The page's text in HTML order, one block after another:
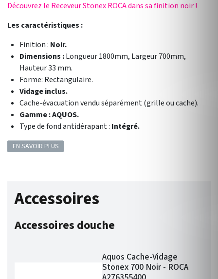
Découvrez le Receveur Stonex ROCA dans sa finition noir !
Les caractéristiques :
Finition : Noir.
Dimensions :Longueur 1800mm, Largeur 700mm,
Hauteur 33 mm.
Forme: Rectangulaire.
Vidage inclus.
Cache-évacuation vendu séparément (grille ou cache).
Gamme : AQUOS.
Type de fond antidérapant : Intégré.
EN SAVOIR PLUS
Accessoires
Accessoires douche
Aquos Cache-Vidage
Stonex 700 Noir - ROCA